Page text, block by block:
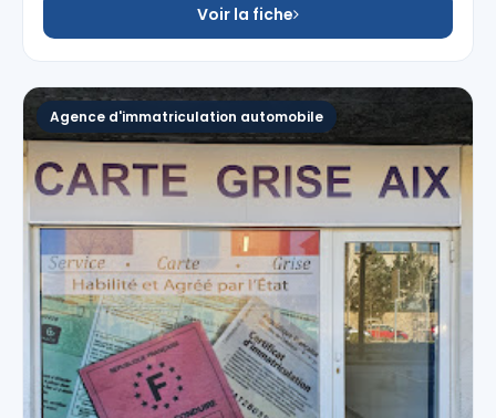
Voir la fiche
Agence d'immatriculation automobile